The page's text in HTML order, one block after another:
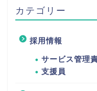
カテゴリー
採用情報
サービス管理
支援員